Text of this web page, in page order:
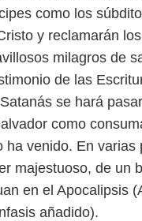
como los
y reclamarán
milagros de
monio de las
se hará
como
venido. En
majestuoso, de un
en el Apocalipsis
añadido).